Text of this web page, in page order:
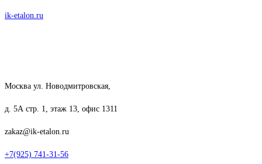
Перейти
ik-etalon.ru
Москва ул. Новодмитровская,
д. 5А стр. 1, этаж 13, офис 1311
zakaz@ik-etalon.ru
+7(925) 741-31-56